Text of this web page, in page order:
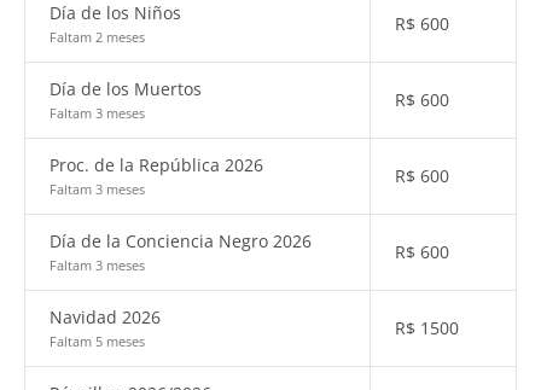
Día de los Niños
Faltam 2 meses
R$ 600
Día de los Muertos
Faltam 3 meses
R$ 600
Proc. de la República 2026
Faltam 3 meses
R$ 600
Día de la Conciencia Negro 2026
Faltam 3 meses
R$ 600
Navidad 2026
Faltam 5 meses
R$ 1500